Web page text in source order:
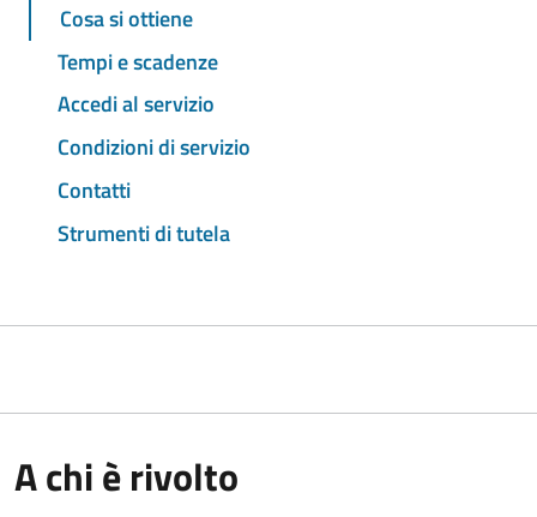
Cosa si ottiene
Tempi e scadenze
Accedi al servizio
Condizioni di servizio
Contatti
Strumenti di tutela
A chi è rivolto